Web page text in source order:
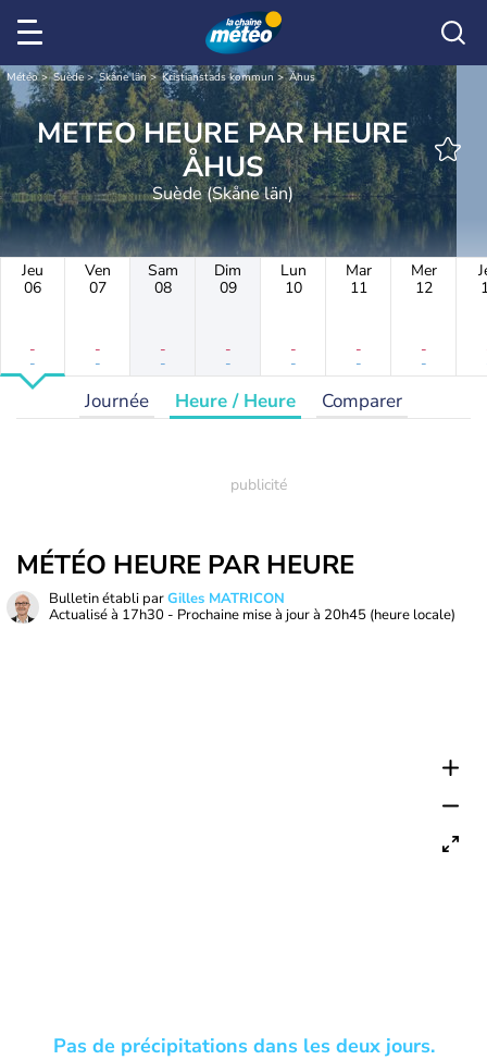
Météo Suède Skåne län Kristianstads kommun Åhus
METEO HEURE PAR HEURE
ÅHUS
Suède (Skåne län)
Jeu
06
-
-
Ven
07
-
-
Sam
08
-
-
Dim
09
-
-
Lun
10
-
-
Mar
11
-
-
Mer
12
-
-
Journée Heure / Heure Comparer
MÉTÉO HEURE PAR HEURE
Bulletin établi parGilles MATRICON
Actualisé à 17h30 - Prochaine mise à jour à 20h45 (heure locale)
Pas de précipitations dans les deux jours.